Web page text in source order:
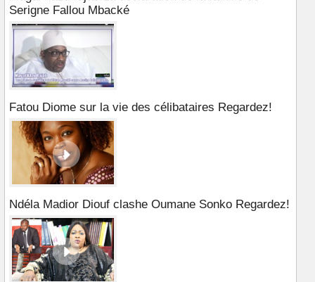
Serigne Fallou Mbacké
Fatou Diome sur la vie des célibataires Regardez!
Ndéla Madior Diouf clashe Oumane Sonko Regardez!